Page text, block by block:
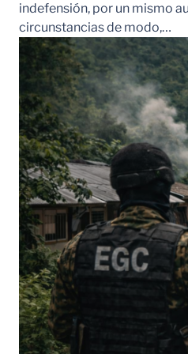
indefensión, por un mismo
circunstancias de modo,…